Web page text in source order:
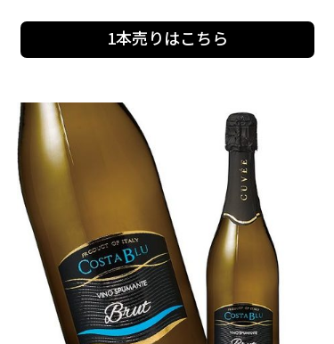
1本売りはこちら